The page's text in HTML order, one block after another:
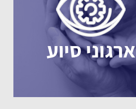
ארגוני סיוע